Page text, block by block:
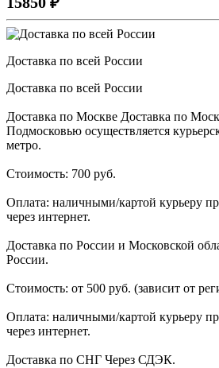
Доставка по всей России
Доставка по всей России
Доставка по Москве Доставка по
Подмосковью осуществляется
метро.
Стоимость: 700 руб.
Оплата: наличными/картой курьеру
через интернет.
Доставка по России и Московской
России.
Стоимость: от 500 руб. (зависит от
Оплата: наличными/картой курьеру
через интернет.
Доставка по СНГ Через СДЭК.